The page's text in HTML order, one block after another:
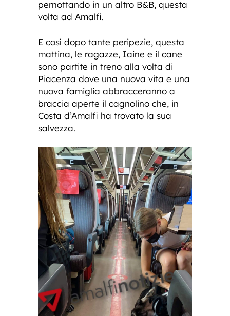
pernottando in un altro B&B, questa
volta ad Amalfi.
E così dopo tante peripezie, questa
mattina, le ragazze, Iaine e il cane
sono partite in treno alla volta di
Piacenza dove una nuova vita e una
nuova famiglia abbracceranno a
braccia aperte il cagnolino che, in
Costa d’Amalfi ha trovato la sua
salvezza.